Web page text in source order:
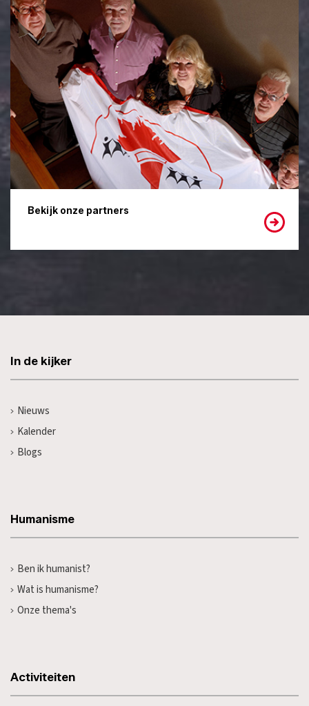
Bekijk onze partners
In de kijker
Nieuws
Kalender
Blogs
Humanisme
Ben ik humanist?
Wat is humanisme?
Onze thema's
Activiteiten